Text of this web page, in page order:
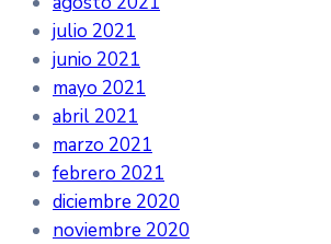
julio 2021
junio 2021
mayo 2021
abril 2021
marzo 2021
febrero 2021
diciembre 2020
noviembre 2020